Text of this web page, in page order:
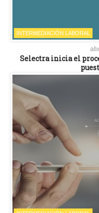
INTERMEDIACIÓN LABORAL
Selectra inicia el